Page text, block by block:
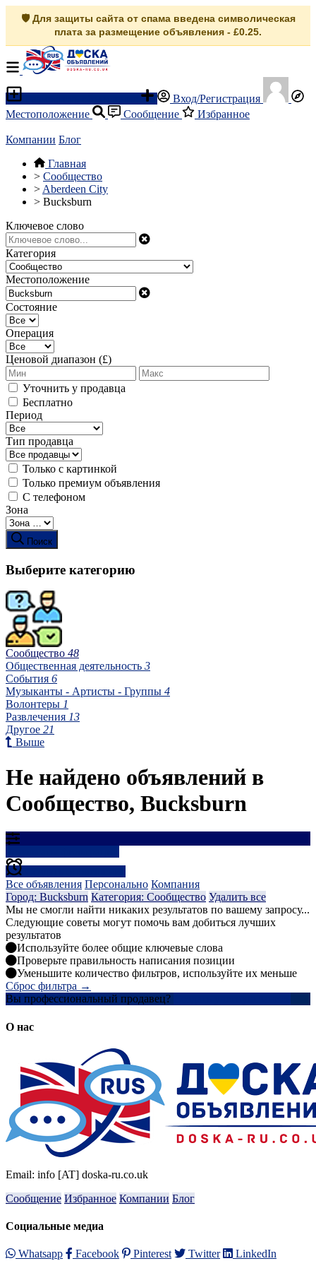
🛡️ Для защиты сайта от спама введена символическая
плата за размещение объявления - £0.25.
Вход/Регистрация
Местоположение
Сообщение Избранное
Компании Блог
Главная
> Сообщество
> Aberdeen City
> Bucksburn
Ключевое слово
Категория
Местоположение
Состояние
Операция
Ценовой диапазон (£)
Уточнить у продавца
Бесплатно
Период
Тип продавца
Только с картинкой
Только премиум объявления
С телефоном
Зона
Поиск
Выберите категорию
Сообщество 48
Общественная деятельность 3
События 6
Музыканты - Артисты - Группы 4
Волонтеры 1
Развлечения 13
Другое 21
Выше
Не найдено объявлений в
Сообщество, Bucksburn
Все объявления Персонально Компания
Город: Bucksburn Категория: Сообщество Удалить все
Мы не смогли найти никаких результатов по вашему запросу...
Следующие советы могут помочь вам добиться лучших
результатов
Используйте более общие ключевые слова
Проверьте правильность написания позиции
Уменьшите количество фильтров, используйте их меньше
Сброс фильтра →
Вы профессиональный продавец?
О нас
Email: info [AT] doska-ru.co.uk
Сообщение Избранное Компании Блог
Социальные медиа
Whatsapp Facebook Pinterest Twitter LinkedIn